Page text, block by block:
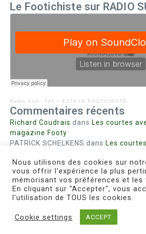
Le Footichiste sur RADIO
Radio Sud · 234 – ESTA LE FOOTICHISTE
Commentaires récents
Richard Coudrais dans Les courtes
magazine Footy
PATRICK SCHELKENS dans Les
Bohn fabiennedans Intrigues
Steph. RUTA dansLust for Nice
MIRMANDdansPieds agiles et
Copyright © 2026 Le Footichiste |
Nous utilisons des cookies sur
vous offrir l'expérience la plus
mémorisant vos préférences et les
En cliquant sur "Accepter", vous
l'utilisation de TOUS les cookies.
Cookie settings ACCEPT